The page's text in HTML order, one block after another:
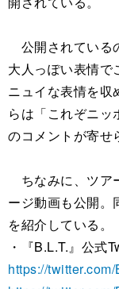
公開されている
大人っぽい表情で
ニュイな表情を収
らは「これぞニ
のコメントが寄せ
ちなみに、ツア
ージ動画も公開。
を紹介している。
・『B.L.T.』公式
https://